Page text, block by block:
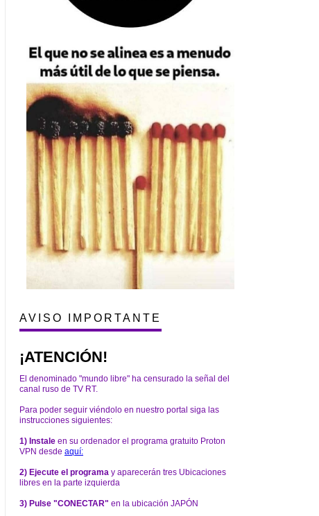
AVISO IMPORTANTE
¡ATENCIÓN!
El denominado "mundo libre" ha censurado la señal del
canal ruso de TV RT.
Para poder seguir viéndolo en nuestro portal siga las
instrucciones siguientes:
1) Instale en su ordenador el programa gratuito Proton
VPN desde aquí:
2) Ejecute el programa y aparecerán tres Ubicaciones
libres en la parte izquierda
3) Pulse "CONECTAR" en la ubicación JAPÓN